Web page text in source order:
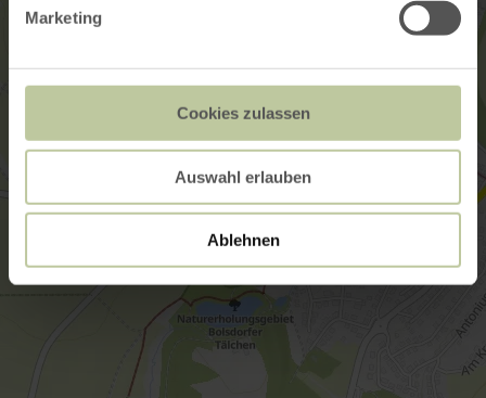
Marketing
Cookies zulassen
Auswahl erlauben
Ablehnen